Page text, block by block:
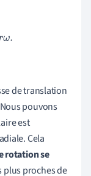
de translation
pouvons
est
Cela
rotation se
proches de